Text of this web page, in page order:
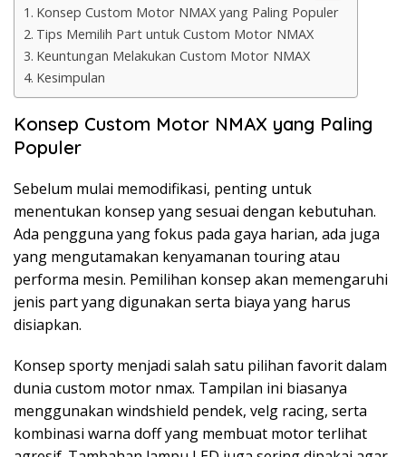
Konsep Custom Motor NMAX yang Paling Populer
Tips Memilih Part untuk Custom Motor NMAX
Keuntungan Melakukan Custom Motor NMAX
Kesimpulan
Konsep Custom Motor NMAX yang Paling
Populer
Sebelum mulai memodifikasi, penting untuk
menentukan konsep yang sesuai dengan kebutuhan.
Ada pengguna yang fokus pada gaya harian, ada juga
yang mengutamakan kenyamanan touring atau
performa mesin. Pemilihan konsep akan memengaruhi
jenis part yang digunakan serta biaya yang harus
disiapkan.
Konsep sporty menjadi salah satu pilihan favorit dalam
dunia custom motor nmax. Tampilan ini biasanya
menggunakan windshield pendek, velg racing, serta
kombinasi warna doff yang membuat motor terlihat